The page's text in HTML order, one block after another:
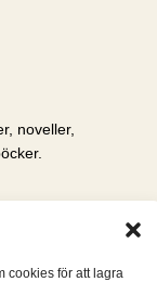
cookies för att lagra
noveller,